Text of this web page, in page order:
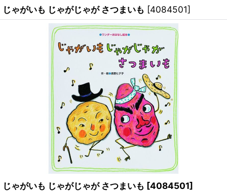
じゃがいも じゃがじゃが さつまいも [4084501]
じゃがいも じゃがじゃが さつまいも [4084501]